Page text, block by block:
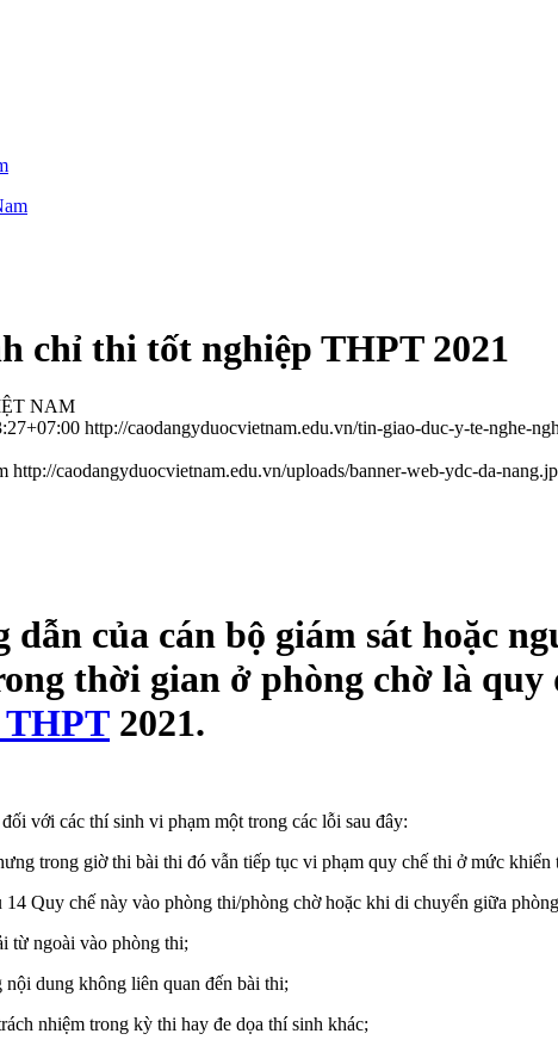
chỉ thi tốt nghiệp THPT 2021
NAM
http://caodangyduocvietnam.edu.vn/tin-giao-duc-y-te-nghe-
http://caodangyduocvietnam.edu.vn/uploads/banner-web-ydc-da-
của cán bộ giám sát hoặc
thời gian ở phòng chờ là
2021.
với các thí sinh vi phạm một trong các lỗi sau đây:
trong giờ thi bài thi đó vẫn tiếp tục vi phạm quy chế thi ở mức khiển
Quy chế này vào phòng thi/phòng chờ hoặc khi di chuyển giữa
từ ngoài vào phòng thi;
dung không liên quan đến bài thi;
nhiệm trong kỳ thi hay đe dọa thí sinh khác;